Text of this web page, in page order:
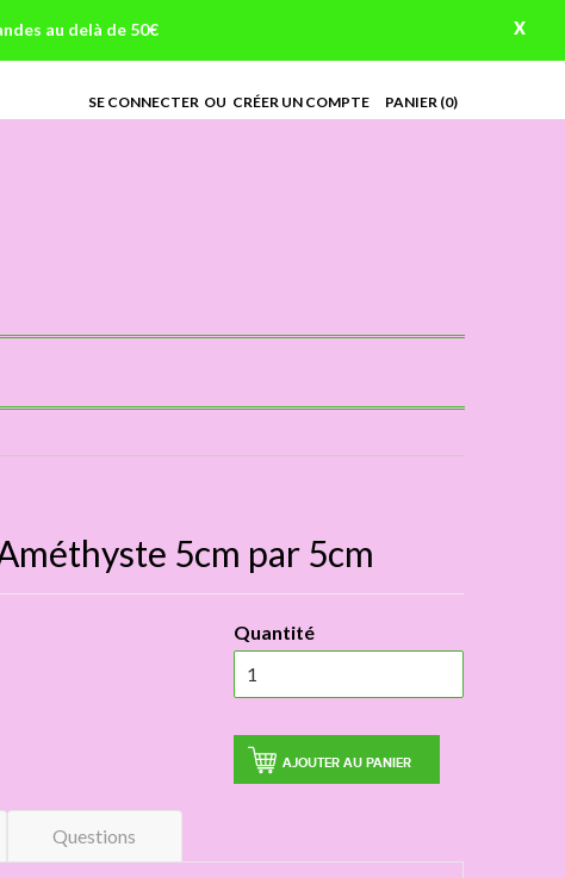
au delà de 50€ X
SE CONNECTER OU CRÉER UN COMPTE PANIER (0)
5cm par 5cm
Quantité
AJOUTER AU PANIER
Questions